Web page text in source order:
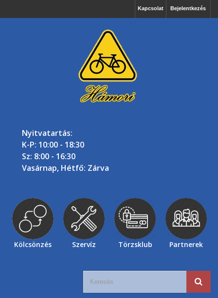
Bejelentkezés
Kapcsolat
Nyitvatartás:
K-P: 10:00 - 18:30
Sz: 8:00 - 16:30
Vasárnap, Hétfő: Zárva
Kölcsönzés Szervíz Törzsklub Partnerek